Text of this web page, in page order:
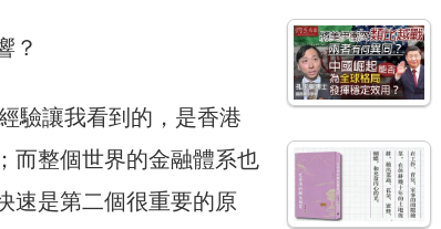
？
驗讓我看到的，是香港
而整個世界的金融體系也
速是第二個很重要的原